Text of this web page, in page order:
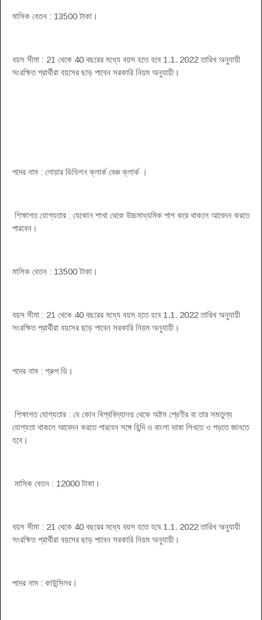
মাসিক বেতন : 13500 টাকা।
বয়স সীমা : 21 থেকে 40 বছরের মধ্যে বয়স হতে হবে 1.1. 2022 তারিখ অনুযায়ী
সংরক্ষিত প্রার্থীরা বয়সের ছাড় পাবেন সরকারি নিয়ম অনুযায়ী।
পদের নাম : লোয়ার ডিভিশন ক্লার্ক বেঞ্চ ক্লার্ক ।
শিক্ষাগত যোগ্যতার : যেকোন শাখা থেকে উচ্চমাধ্যমিক পাশ করে থাকলে আবেদন করতে
পারবেন।
মাসিক বেতন : 13500 টাকা।
বয়স সীমা : 21 থেকে 40 বছরের মধ্যে বয়স হতে হবে 1.1. 2022 তারিখ অনুযায়ী
সংরক্ষিত প্রার্থীরা বয়সের ছাড় পাবেন সরকারি নিয়ম অনুযায়ী।
পদের নাম : গ্রুপ ডি।
শিক্ষাগত যোগ্যতার : যে কোন বিশ্ববিদ্যালয় থেকে অষ্টম শ্রেণীর বা তার সমতুল্য
যোগ্যতা থাকলে আবেদন করতে পারবেন সঙ্গে হিন্দি ও বাংলা ভাষা লিখতে ও পড়তে জানতে
হবে।
মাসিক বেতন : 12000 টাকা।
বয়স সীমা : 21 থেকে 40 বছরের মধ্যে বয়স হতে হবে 1.1. 2022 তারিখ অনুযায়ী
সংরক্ষিত প্রার্থীরা বয়সের ছাড় পাবেন সরকারি নিয়ম অনুযায়ী।
পদের নাম : কাউন্সিলর।